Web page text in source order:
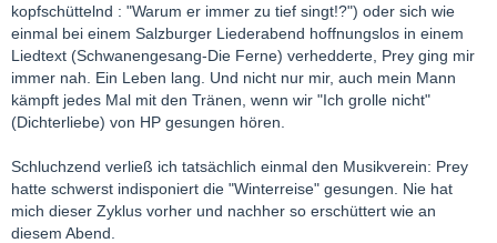
kopfschüttelnd : "Warum er immer zu tief singt!?") oder sich wie
einmal bei einem Salzburger Liederabend hoffnungslos in einem
Liedtext (Schwanengesang-Die Ferne) verhedderte, Prey ging mir
immer nah. Ein Leben lang. Und nicht nur mir, auch mein Mann
kämpft jedes Mal mit den Tränen, wenn wir "Ich grolle nicht"
(Dichterliebe) von HP gesungen hören.
Schluchzend verließ ich tatsächlich einmal den Musikverein: Prey
hatte schwerst indisponiert die "Winterreise" gesungen. Nie hat
mich dieser Zyklus vorher und nachher so erschüttert wie an
diesem Abend.